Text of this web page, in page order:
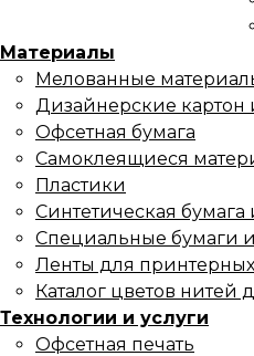
Материалы
Мелованные
Дизайнерские картон
Офсетная бумага
Самоклеящиеся
Пластики
Синтетическая бумага
Специальные бумаги
Ленты для принтерных
Каталог цветов нитей
Технологии и услуги
Офсетная печать